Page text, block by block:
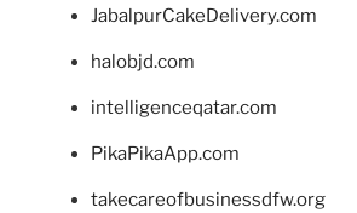
JabalpurCakeDelivery.com
halobjd.com
intelligenceqatar.com
PikaPikaApp.com
takecareofbusinessdfw.org